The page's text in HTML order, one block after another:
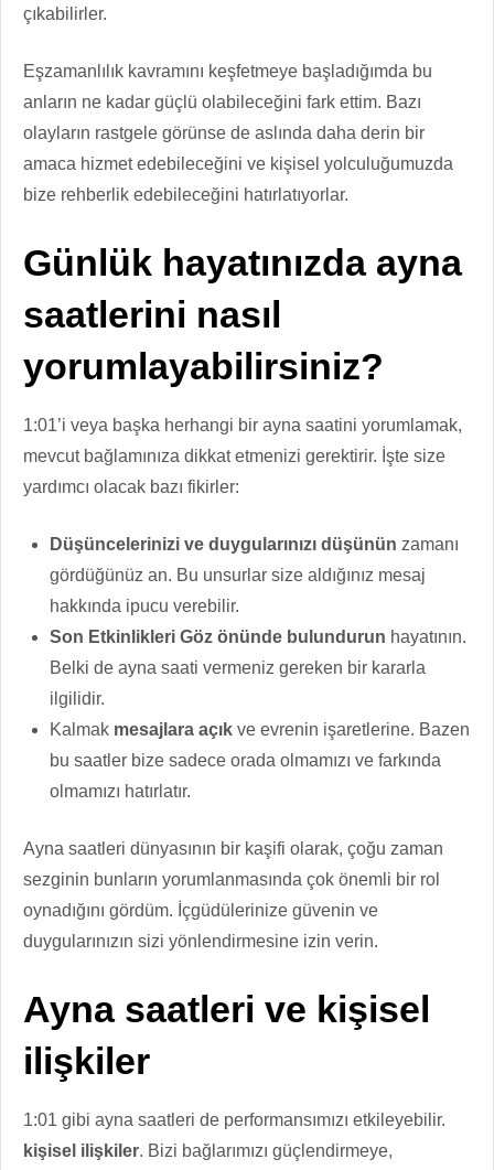
çıkabilirler.
Eşzamanlılık kavramını keşfetmeye başladığımda bu
anların ne kadar güçlü olabileceğini fark ettim. Bazı
olayların rastgele görünse de aslında daha derin bir
amaca hizmet edebileceğini ve kişisel yolculuğumuzda
bize rehberlik edebileceğini hatırlatıyorlar.
Günlük hayatınızda ayna
saatlerini nasıl
yorumlayabilirsiniz?
1:01’i veya başka herhangi bir ayna saatini yorumlamak,
mevcut bağlamınıza dikkat etmenizi gerektirir. İşte size
yardımcı olacak bazı fikirler:
Düşüncelerinizi ve duygularınızı düşünün zamanı
gördüğünüz an. Bu unsurlar size aldığınız mesaj
hakkında ipucu verebilir.
Son Etkinlikleri Göz önünde bulundurun hayatının.
Belki de ayna saati vermeniz gereken bir kararla
ilgilidir.
Kalmak mesajlara açık ve evrenin işaretlerine. Bazen
bu saatler bize sadece orada olmamızı ve farkında
olmamızı hatırlatır.
Ayna saatleri dünyasının bir kaşifi olarak, çoğu zaman
sezginin bunların yorumlanmasında çok önemli bir rol
oynadığını gördüm. İçgüdülerinize güvenin ve
duygularınızın sizi yönlendirmesine izin verin.
Ayna saatleri ve kişisel
ilişkiler
1:01 gibi ayna saatleri de performansımızı etkileyebilir.
kişisel ilişkiler. Bizi bağlarımızı güçlendirmeye,